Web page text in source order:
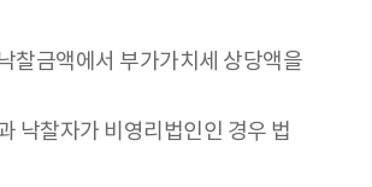
찰금액에서 부가가치세 상당액을
낙찰자가 비영리법인인 경우 법